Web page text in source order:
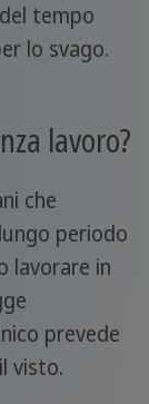
tempo
lo svago.
lavoro?
che
periodo
lavorare in
prevede
visto.